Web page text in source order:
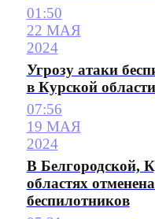
01:50
22 МАЯ
2024
Угрозу атаки
в Курской области
07:56
19 МАЯ
2024
В Белгородской,
областях
беспилотников